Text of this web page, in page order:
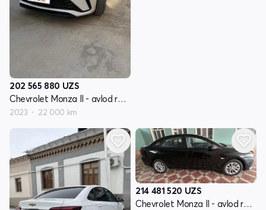
202 565 880 UZS
Chevrolet Monza II - avlod restyling
2023 22 000 km
214 481 520 UZS
Chevrolet Monza II - avlod restyling